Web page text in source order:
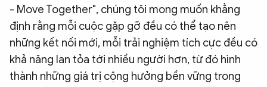
- Move Together", chúng tôi mong muốn khẳng
định rằng mỗi cuộc gặp gỡ đều có thể tạo nên
những kết nối mới, mỗi trải nghiệm tích cực đều có
khả năng lan tỏa tới nhiều người hơn, từ đó hình
thành những giá trị cộng hưởng bền vững trong